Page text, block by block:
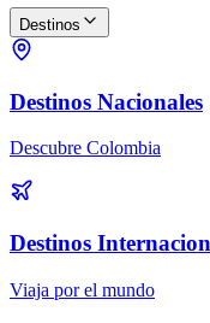
Destinos
Destinos Nacionales
Descubre Colombia
Destinos
Viaja por el mundo